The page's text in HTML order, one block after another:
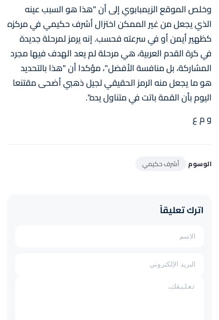
وخلص الموقع الزيمبابوي إلى أن "هذا هو السبب عينه
الذي يجعل من غير الممكن اختزال أشرف حكيمي في مركزه
كظهير أيمن أو في سرعته فحسب. إنه يرمز لمرحلة جديدة
في كرة القدم العربية، هي مرحلة لم يعد الهدف فيها مجرد
المشاركة، بل منافسة الأفضل"، مؤكدا أن "هذا بالتحديد
هو ما يجعل منه الرمز الحقيقي لجيل ذهبي أضحى مقتنعا
اليوم بأن القمة باتت في متناول يده".
و م ع
الوسوم أشرف حكيمي
اترك تعليقاً